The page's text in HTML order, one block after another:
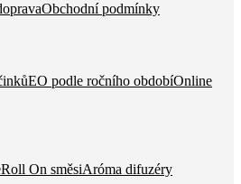
Obchodní podmínky
EO podle ročního obdobíOnline
Roll On směsiAróma difuzéry